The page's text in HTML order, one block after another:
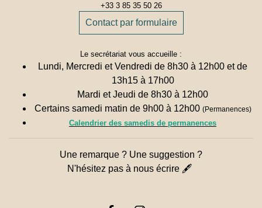
+33 3 85 35 50 26
Contact par formulaire
Le secrétariat vous accueille :
Lundi, Mercredi et Vendredi de 8h30 à 12h00 et de
13h15 à 17h00
Mardi et Jeudi de 8h30 à 12h00
Certains samedi matin de 9h00 à 12h00 (Permanences)
Calendrier des samedis de permanences
Une remarque ? Une suggestion ?
N'hésitez pas à nous écrire 🖋